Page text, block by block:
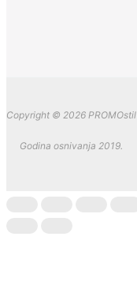
Copyright © 2026 PROMOstil
Godina osnivanja 2019.